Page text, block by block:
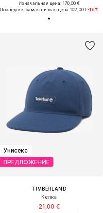
Изначальная цена: 170,00 €
Последняя самая низкая цена:102,00 €-16%
Унисекс
ПРЕДЛОЖЕНИЕ
TIMBERLAND
Кепка
21,00 €